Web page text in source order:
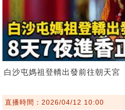
白沙屯媽祖登轎出發前往朝天宮
直播時間：2026/04/12 10:00